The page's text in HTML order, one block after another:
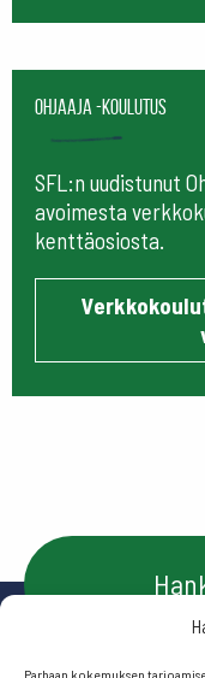
Parhaan kokemuksen
Ohjaaja -koulutus
SFL:n uudistunut
avoimesta
kenttäosiosta.